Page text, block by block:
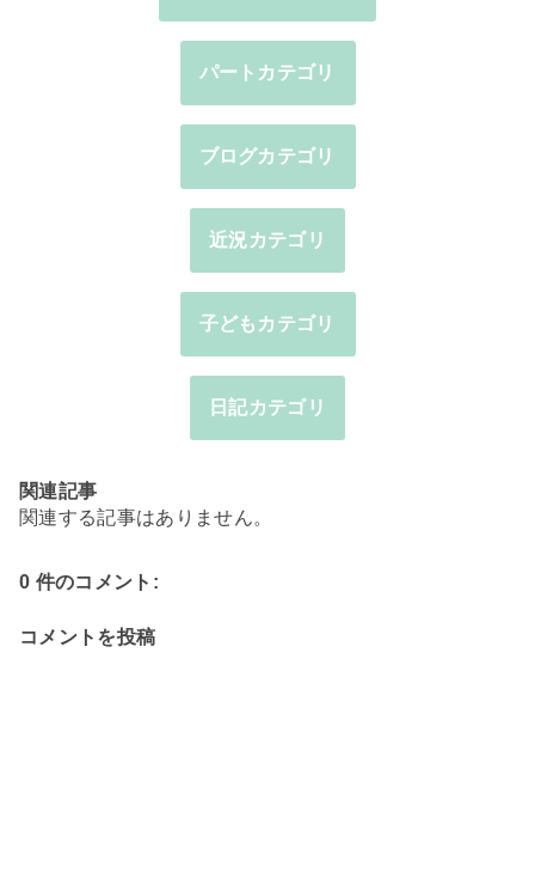
パートカテゴリ
ブログカテゴリ
近況カテゴリ
子どもカテゴリ
日記カテゴリ
関連記事
関連する記事はありません。
0 件のコメント:
コメントを投稿